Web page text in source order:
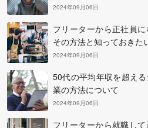
2024年09月06日
フリーターから正社員
その方法と知っておきた
2024年09月06日
50代の平均年収を超え
業の方法について
2024年09月06日
フリーターから就職し